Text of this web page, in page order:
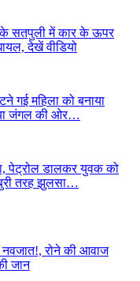
के सतपुली में कार के ऊपर
देखें वीडियो
गई महिला को बनाया
जंगल की ओर…
पेट्रोल डालकर युवक को
तरह झुलसा…
रोने की आवाज
जान